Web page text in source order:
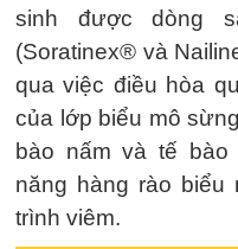
sinh được dòng
(Soratinex® và
qua việc điều hòa
của lớp biểu mô
bào nấm và tế
năng hàng rào
trình viêm.